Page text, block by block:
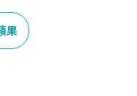
果